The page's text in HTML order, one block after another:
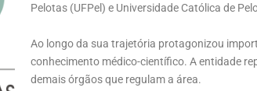
Pelotas (UFPel) e Universidade Católica de
Ao longo da sua trajetória protagonizou
conhecimento médico-científico. A entidade
demais órgãos que regulam a área.